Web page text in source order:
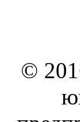
©